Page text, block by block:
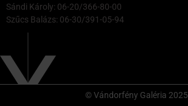
Sándi Károly: 06-20/366-80-00
Szűcs Balázs: 06-30/391-05-94
© Vándorfény Galéria 2025